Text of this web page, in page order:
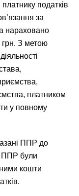
податків
за
нараховано
грн. З метою
платником
у повному
ППР до
ППР були
ними кошти